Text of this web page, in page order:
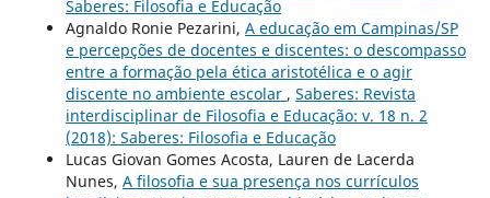
Saberes: Filosofia e Educação
Agnaldo Ronie Pezarini, A educação em Campinas/SP
e percepções de docentes e discentes: o descompasso
entre a formação pela ética aristotélica e o agir
discente no ambiente escolar , Saberes: Revista
interdisciplinar de Filosofia e Educação: v. 18 n. 2
(2018): Saberes: Filosofia e Educação
Lucas Giovan Gomes Acosta, Lauren de Lacerda
Nunes, A filosofia e sua presença nos currículos